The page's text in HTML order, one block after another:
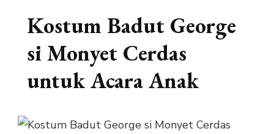
Kostum Badut George
si Monyet Cerdas
untuk Acara Anak